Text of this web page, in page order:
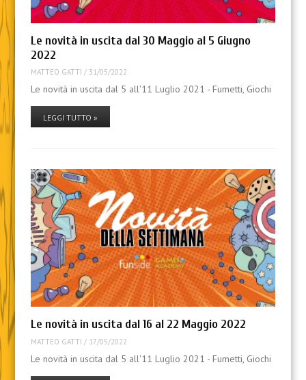
Le novità in uscita dal 30 Maggio al 5 Giugno
2022
MATTEO GATTI / 31/05/2022
Le novità in uscita dal 5 all'11 Luglio 2021 - Fumetti, Giochi
LEGGI TUTTO »
Le novità in uscita dal 16 al 22 Maggio 2022
MATTEO GATTI / 17/05/2022
Le novità in uscita dal 5 all'11 Luglio 2021 - Fumetti, Giochi